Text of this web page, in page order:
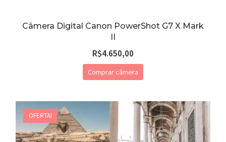
Câmera Digital Canon PowerShot G7 X Mark
R$4.650,00
Comprar câmera
OFERTA!